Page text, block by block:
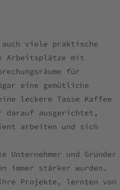
auch viele praktische
Arbeitsplätze mit
für
eine gemütliche
leckere Tasse Kaffee
darauf ausgerichtet,
arbeiten und sich
und Gründer
immer stärker wurden.
Projekte, lernten von